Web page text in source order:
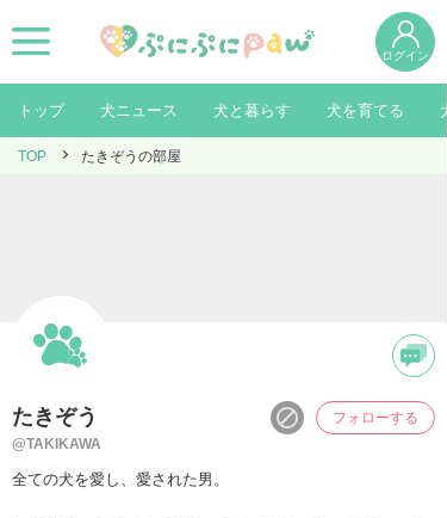
ログイン
トップ 犬ニュース 犬と暮らす 犬を育てる
TOP たきぞうの部屋
たきぞう
@TAKIKAWA
フォローする
全ての犬を愛し、愛された男。